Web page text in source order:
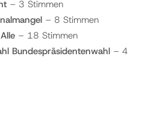
– 3 Stimmen
– 8 Stimmen
– 18 Stimmen
Bundespräsidentenwahl – 4